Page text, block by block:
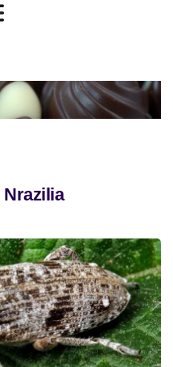
Nrazilia